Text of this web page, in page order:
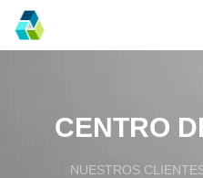
CENTRO
NUESTROS